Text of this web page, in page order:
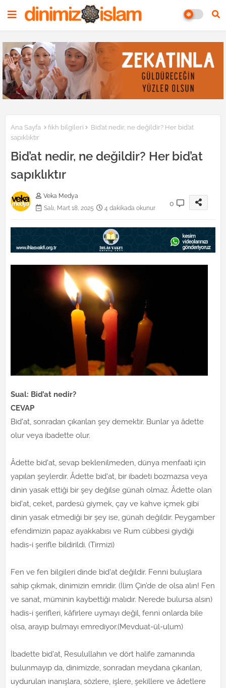
Ana Sayfa fıkh bilgileri
Bid’at nedir, ne değildir? Her bid’at
sapıklıktır
Bid’at nedir, ne değildir? Her bid’at
sapıklıktır
Veka Medya
Salı, Mart 18, 2025
4 dakikada okunur
0
Sual: Bid’at nedir?
CEVAP
Bid'at, sonradan çıkarılan şey demektir. Bunlar ya âdette
olur veya ibadette olur.
Âdette bid'at, sevap beklenilmeden, dünya menfaati için
yapılan şeylerdir. Âdette bid'at, bir ibadeti bozmazsa veya
dinin yasak ettiği bir şey değilse günah olmaz. Âdette olan
bid'at, ceket, pardesü giymek, çay ve kahve içmek gibi
dinin yasak etmediği bir şey ise, günah değildir. Peygamber
efendimizin papaz ayakkabısı ve Rum cübbesi giydiği
hadis-i şerifle bildirildi. (Tirmizi)
Fen ve fen bilgileri dinde bid'at değildir. Fenni buluşlara
sahip çıkmak, dinimizin emridir. (İlim Çin’de de olsa alın! Fen
ve sanat, müminin kaybettiği malıdır. Nerede bulursa alsın)
hadis-i şerifleri, kâfirlere uymayı değil, fenni onlarda bile
olsa, arayıp bulmayı emrediyor.(Mevduat-ül-ulum)
İbadette bid'at, Resulullahın ve dört halife zamanında
bulunmayıp da, dinimizde, sonradan meydana çıkarılan,
uydurulan inanışlara, sözlere, işlere, şekillere ve âdetlere